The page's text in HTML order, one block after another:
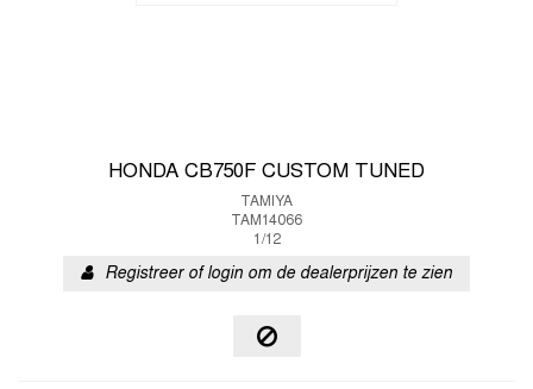
HONDA CB750F CUSTOM TUNED
TAMIYA
TAM14066
1/12
Registreer of login om de dealerprijzen te zien